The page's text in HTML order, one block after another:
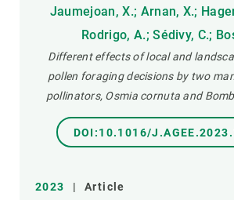
Jaumejoan, X.; Arnan, X.;
Rodrigo, A.; Sédivy, C.;
Different effects of local and
pollen foraging decisions by two
pollinators, Osmia cornuta and
DOI:10.1016/
2023 | Article